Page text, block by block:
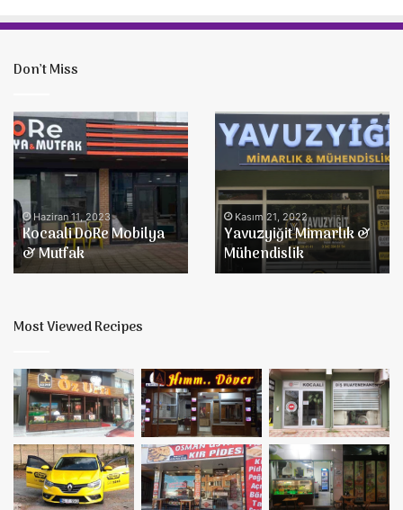
Don’t Miss
Kocaali
DoRe
Mobilya
&
Mutfak
Haziran 11, 2023
Kocaali DoRe Mobilya
& Mutfak
Yavuzyiğit
Mimarlık
Kasım 21, 2022
Yavuzyiğit Mimarlık &
Mühendislik
Most Viewed Recipes